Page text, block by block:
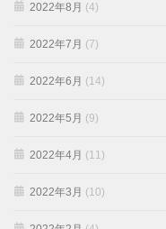
2022年8月 (4)
2022年7月 (7)
2022年6月 (14)
2022年5月 (9)
2022年4月 (11)
2022年3月 (10)